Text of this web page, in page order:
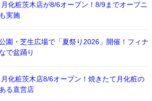
化粧茨木店が8/6オープン！8/9までオープニ
実施
園・芝生広場で「夏祭り2026」開催！フィナ
で盆踊り
化粧茨木店8/6オープン！焼きたて月化粧の
る直営店